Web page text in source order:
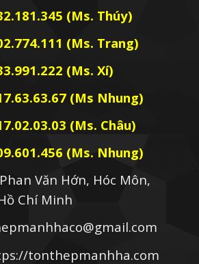
(Ms. Thúy)
(Ms. Trang)
(Ms. Xí)
(Ms Nhung)
(Ms. Châu)
(Ms. Nhung)
Văn Hớn, Hóc Môn,
Chí Minh
tonthepmanhha.com